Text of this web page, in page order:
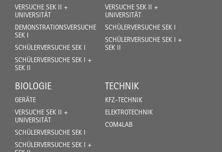
VERSUCHE SEK II +
UNIVERSITÄT
DEMONSTRATIONSVERSUCHE
SEK I
SCHÜLERVERSUCHE SEK I
SCHÜLERVERSUCHE SEK I +
SEK II
VERSUCHE SEK II +
UNIVERSITÄT
SCHÜLERVERSUCHE SEK I
SCHÜLERVERSUCHE SEK I +
SEK II
BIOLOGIE
GERÄTE
VERSUCHE SEK II +
UNIVERSITÄT
SCHÜLERVERSUCHE SEK I
SCHÜLERVERSUCHE SEK I +
TECHNIK
KFZ-TECHNIK
ELEKTROTECHNIK
COM4LAB